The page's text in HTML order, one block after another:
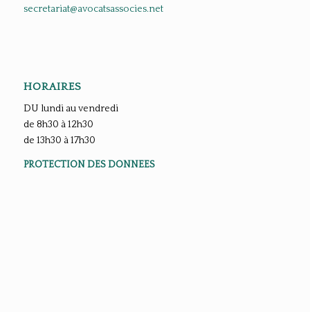
secretariat@avocatsassocies.net
HORAIRES
DU lundi au vendredi
de 8h30 à 12h30
de 13h30 à 17h30
PROTECTION DES DONNEES